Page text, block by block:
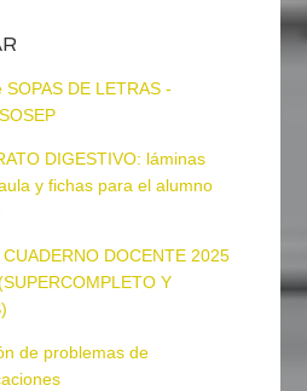
SOPAS DE LETRAS -
DIGESTIVO: láminas
y fichas para el alumno
CUADERNO DOCENTE 2025
Y
de problemas de